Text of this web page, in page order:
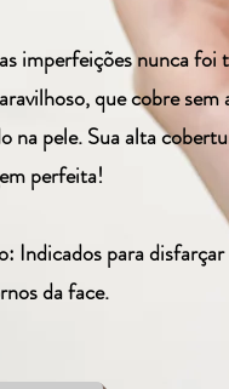
imperfeições nunca
que cobre
na pele. Sua alta
perfeita!
Indicados para
da face.